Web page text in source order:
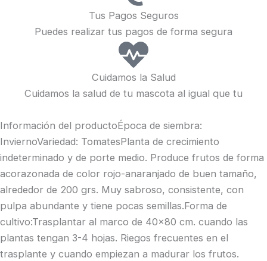
Tus Pagos Seguros
Puedes realizar tus pagos de forma segura
Cuidamos la Salud
Cuidamos la salud de tu mascota al igual que tu
Información del productoÉpoca de siembra:
InviernoVariedad: TomatesPlanta de crecimiento
indeterminado y de porte medio. Produce frutos de forma
acorazonada de color rojo-anaranjado de buen tamaño,
alrededor de 200 grs. Muy sabroso, consistente, con
pulpa abundante y tiene pocas semillas.Forma de
cultivo:Trasplantar al marco de 40×80 cm. cuando las
plantas tengan 3-4 hojas. Riegos frecuentes en el
trasplante y cuando empiezan a madurar los frutos.